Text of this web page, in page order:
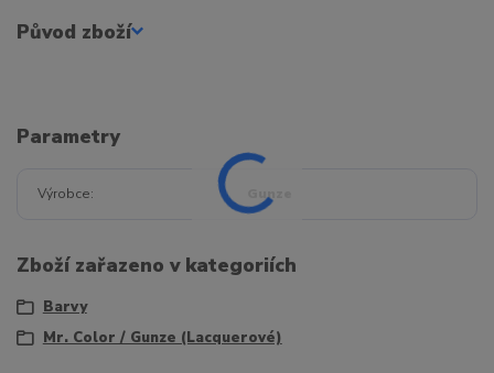
Původ zboží
Parametry
Výrobce Gunze
Zboží zařazeno v kategoriích
Barvy
Mr. Color / Gunze (Lacquerové)